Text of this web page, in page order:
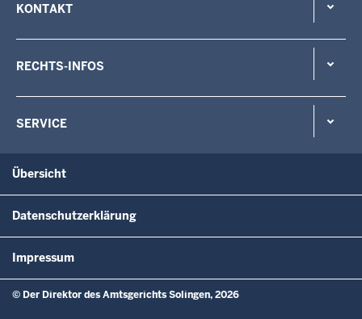
KONTAKT
RECHTS-INFOS
SERVICE
Übersicht
Datenschutzerklärung
Impressum
© Der Direktor des Amtsgerichts Solingen, 2026